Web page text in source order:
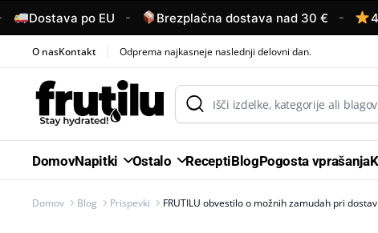
Dostava po EU - Brezplačna dostava nad 30 € - 4,6/
O nasKontakt Odprema najkasneje naslednji delovni dan.
DomovNapitki Ostalo ReceptiBlogPogosta vprašanja
Domov Blog Prispevki FRUTILU obvestilo o možnih zamudah pri dostavi